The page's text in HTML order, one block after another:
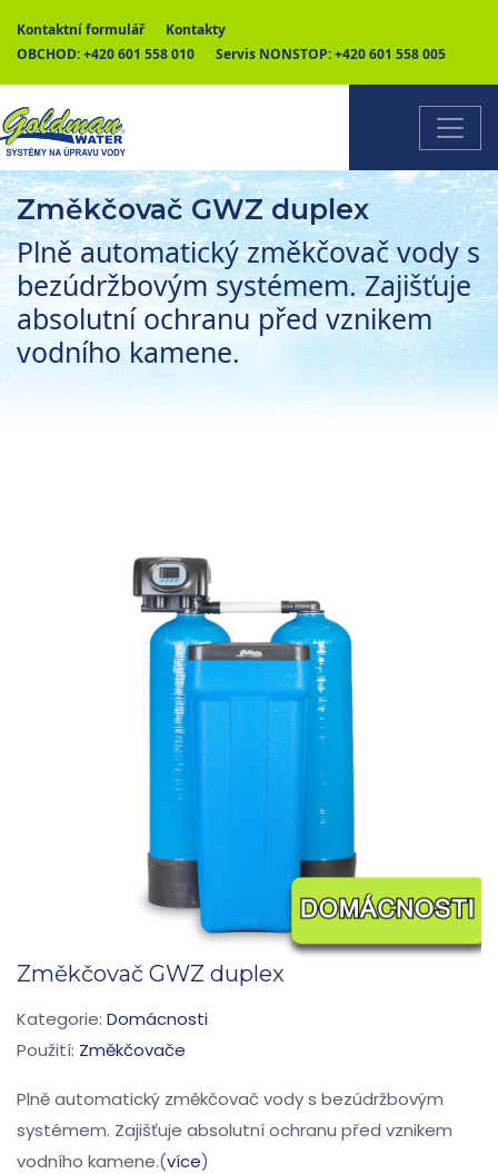
Kontaktní formulář
Kontakty
OBCHOD:+420 601 558 010 Servis NONSTOP:+420 601 558 005
Změkčovač GWZ duplex
Plně automatický změkčovač vody s
bezúdržbovým systémem. Zajišťuje
absolutní ochranu před vznikem
vodního kamene.
Změkčovač GWZ duplex
Kategorie: Domácnosti
Použití: Změkčovače
Plně automatický změkčovač vody s bezúdržbovým
systémem. Zajišťuje absolutní ochranu před vznikem
vodního kamene.(více)